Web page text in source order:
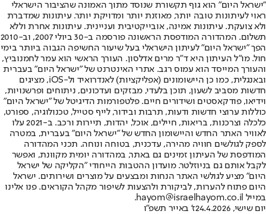
"ישראל היום" הוא גוף תקשורת שנוסד מתוך האמונה שהציבור הישראלי
ראוי לעיתונות טובה יותר, מאוזנת יותר ומדויקת יותר. עיתונות שמדברת
ולא צועקת. עיתונות אמינה, אובייקטיבית ועניינית. עיתונות אחרת וללא
תשלום. המהדורה המודפסת הראשונה פורסמה ב-30 ביולי 2007, וב-2010
הפך "ישראל היום" לעיתון הישראלי בעל שיעור החשיפה הגבוה ביותר בימי
חול. מו"ל העיתון היא ד"ר מרים אדלסון. העורך הראשי הוא עמר לחמנוביץ,
והעורך המייסד הוא עמוס רגב. אתרי האינטרנט של "ישראל היום" בעברית
ובאנגלית, כמו כן היישומונים (אפליקציות) לאנדרואיד ול-iOS, מציגים
חדשות מסביב לשעון, תוכן בלעדי, מבזקים ועדכונים, ניתוחים ופרשנויות,
וידיאו, פודקאסטים ושידורים חיים. פלטפורמות הדיגיטל של "ישראל היום"
כוללות ערוצי חדשות ודעות, תרבות ובידור, לייף סטייל, טכנולוגיה, ספורט,
כלכלה וצרכנות, בריאות, חיילים, אוכל, יהדות, תיירות ורכב. ב-2021 עלו
לאוויר האתר החדש והיישומון החדש של "ישראל היום" בעברית, במטרה
לספק לגולשים חוויה מהירה, עדכנית, בטוחה ונוחה. תכני המהדורה
המודפסת של העיתון זמינים גם באתר, במהדורה יומית מקוונת, ואפשר
לקבל אותם גם בניוזלטר. מועדון ההטבות הייחודי "הקליקה של ישראל
היום" מציע לגולשי האתר הנחות ומבצעים על מוצרים ושירותים. ישראל
היום פתוח להערות, לביקורת ולהצעות לשיפור מקהל הקוראים. פנו אלינו
במייל hayom@israelhayom.co.il.
יום שישי, 24.4.2026
ז' באייר תשפ"ו